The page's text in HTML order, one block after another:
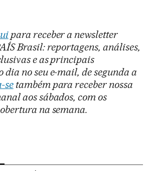
para receber a newsletter
Brasil: reportagens, análises,
e as principais
dia no seu e-mail, de segunda a
setambém para receber nossa
aos sábados, com os
na semana.